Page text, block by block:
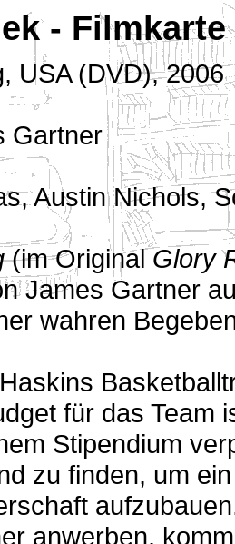
- Filmkarte
, USA (DVD),2006
Gartner
Austin Nichols,
(im OriginalGlory
James Gartner
wahren
für das Team
Stipendium
zu finden, um
anwerben,